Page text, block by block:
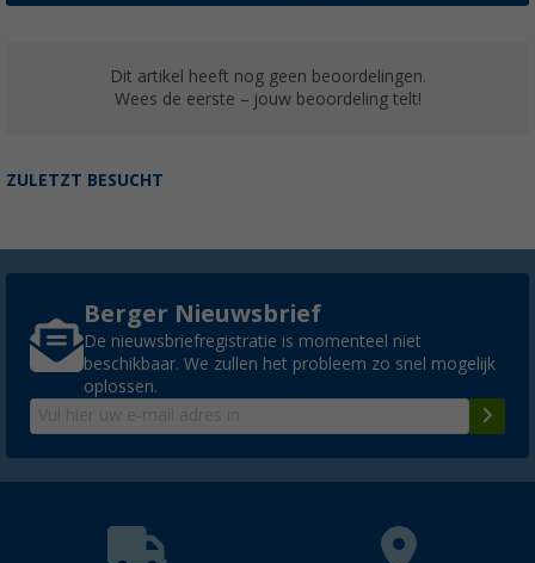
Dit artikel heeft nog geen beoordelingen.
Wees de eerste – jouw beoordeling telt!
ZULETZT BESUCHT
Berger Nieuwsbrief
De nieuwsbriefregistratie is momenteel niet
beschikbaar. We zullen het probleem zo snel mogelijk
oplossen.